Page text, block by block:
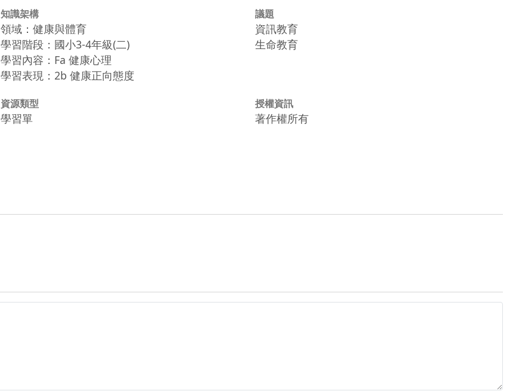
知識架構
領域：健康與體育
學習階段：國小3-4年級(二)
學習內容：Fa 健康心理
學習表現：2b 健康正向態度
議題
資訊教育
生命教育
資源類型
學習單
授權資訊
著作權所有